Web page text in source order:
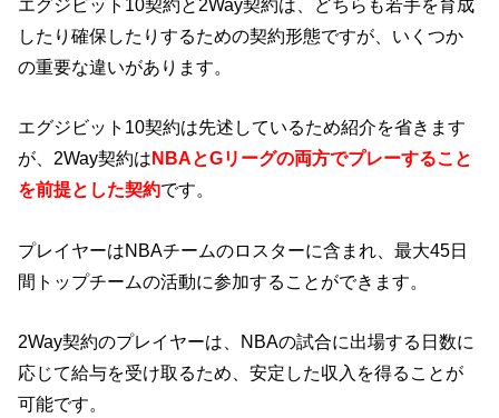
エグジビット10契約と2Way契約は、どちらも若手を育成
したり確保したりするための契約形態ですが、いくつか
の重要な違いがあります。
エグジビット10契約は先述しているため紹介を省きます
が、2Way契約は NBAとGリーグの両方でプレーすること
を前提とした契約です。
プレイヤーはNBAチームのロスターに含まれ、最大45日
間トップチームの活動に参加することができます。
2Way契約のプレイヤーは、NBAの試合に出場する日数に
応じて給与を受け取るため、安定した収入を得ることが
可能です。